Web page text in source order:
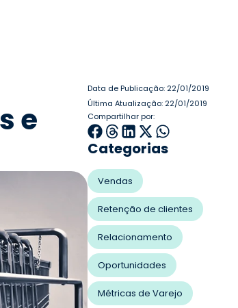
e
Data de Publicação: 22/01/2019
Última Atualização: 22/01/2019
Compartilhar por:
Categorias
Vendas
Retenção de clientes
Relacionamento
Oportunidades
Métricas de Varejo